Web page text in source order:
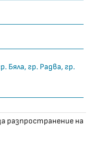
Бяла, гр. Радва, гр.
разпространение на